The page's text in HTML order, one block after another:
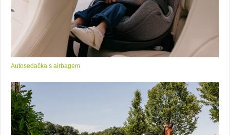
Autosedačka s airbagem